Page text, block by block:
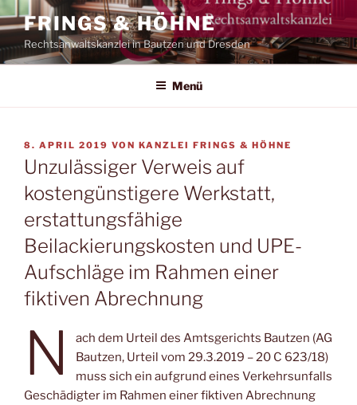
Zum
Inhalt
springen
FRINGS & HÖHNE
Rechtsanwaltskanzlei in Bautzen und Dresden
Menü
VERÖFFENTLICHT
AM
8. APRIL 2019 VON KANZLEI FRINGS & HÖHNE
Unzulässiger Verweis auf
kostengünstigere Werkstatt,
erstattungsfähige
Beilackierungskosten und UPE-
Aufschläge im Rahmen einer
fiktiven Abrechnung
N
ach dem Urteil des Amtsgerichts Bautzen (AG
Bautzen, Urteil vom 29.3.2019 – 20 C 623/18)
muss sich ein aufgrund eines Verkehrsunfalls
Geschädigter im Rahmen einer fiktiven Abrechnung